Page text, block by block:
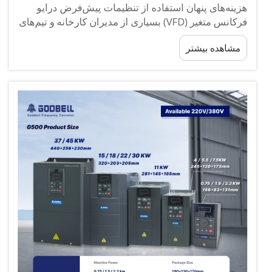
هزینه‌های پنهان استفاده از تنظیمات پیش‌فرض درایو
فرکانس متغیر (VFD) بسیاری از مدیران کارخانه و تیم‌های
را نصب کرده، از پارامترهای پیش‌فرض کارخانه استفاده
می‌کنند و فرض می‌کنند سیستم به‌صورت کارآمدی کار
مشاهده بیشتر